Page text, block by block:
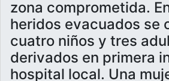
zona comprometida.
heridos evacuados se
cuatro niños y tres
derivados en primera
hospital local. Una